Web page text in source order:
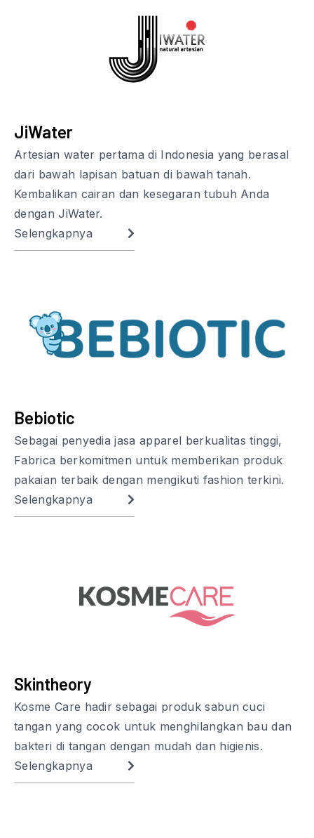
JiWater
Artesian water pertama di Indonesia yang berasal
dari bawah lapisan batuan di bawah tanah.
Kembalikan cairan dan kesegaran tubuh Anda
dengan JiWater.
Selengkapnya
Bebiotic
Sebagai penyedia jasa apparel berkualitas tinggi,
Fabrica berkomitmen untuk memberikan produk
pakaian terbaik dengan mengikuti fashion terkini.
Selengkapnya
Skintheory
Kosme Care hadir sebagai produk sabun cuci
tangan yang cocok untuk menghilangkan bau dan
bakteri di tangan dengan mudah dan higienis.
Selengkapnya